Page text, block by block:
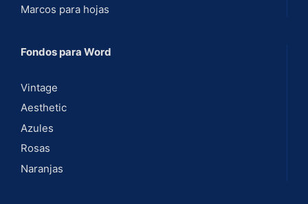
Marcos para hojas
Fondos para Word
Vintage
Aesthetic
Azules
Rosas
Naranjas